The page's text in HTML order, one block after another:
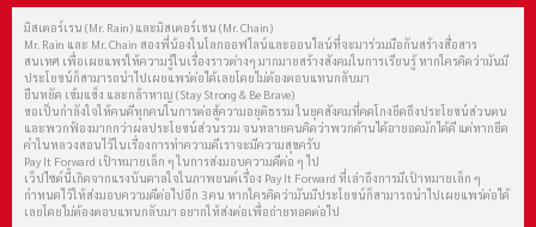
มิสเตอร์เรน (Mr. Rain) และมิสเตอร์เชน (Mr. Chain)
Mr. Rain และ Mr. Chain สองพี่น้องในโลกออฟไลน์และออนไลน์ที่จะมาร่วมมือกันสร้างสื่อสาร
สนเทศ เพื่อเผยแพร่ให้ความรู้ในเรื่องราวต่างๆ มากมายสร้างสังคมในการเรียนรู้ หากใครคิดว่ามันมี
ประโยชน์ก็สามารถนำไปเผยแพร่ต่อได้เลยโดยไม่ต้องตอบแทนกลับมา
ยืนหยัด เข้มแข็ง และกล้าหาญ (Stay Strong & Be Brave)
ขอเป็นกำลังใจให้คนดีทุกคนในการต่อสู้ความอยุติธรรม ในยุคสังคมที่คดโกงยึดถึงประโยชน์ส่วนตน
และพวกฟ้องมากกว่าผลประโยชน์ส่วนรวม จนหลายคนคิดว่าพวกด้านได้อายอดมักได้ดี แต่หากยึด
คำในหลวงสอนไว้ในเรื่องการทำความดีเราจะมีความสุขครับ
Pay It Forward เป้าหมายเล็ก ๆ ในการส่งมอบความดีต่อ ๆ ไป
เว็ปไซต์นี้เกิดจากแรงบันดาลใจในภาพยนต์เรื่อง Pay It Forward ที่เล่าถึงการมีเป้าหมายเล็ก ๆ
กำหนดไว้ให้ส่งมอบความดีต่อไปอีก 3 คน หากใครคิดว่ามันมีประโยชน์ก็สามารถนำไปเผยแพร่ต่อได้
เลยโดยไม่ต้องตอบแทนกลับมา อยากให้ส่งต่อเพื่อถ่ายทอดต่อไป